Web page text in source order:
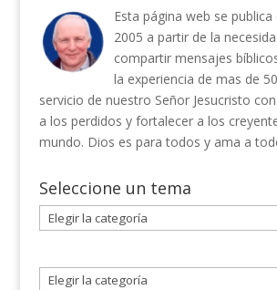
Esta página web se
2005 a partir de la
compartir mensajes
la experiencia de mas de
servicio de nuestro Señor Jesucristo
a los perdidos y fortalecer a los
mundo. Dios es para todos y ama a
Seleccione un tema
Seleccione
un